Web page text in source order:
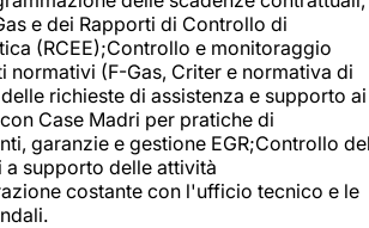
e dei Rapporti di Controllo di
(RCEE);Controllo e monitoraggio
normativi (F-Gas, Criter e normativa di
richieste di assistenza e supporto ai
Case Madri per pratiche di
garanzie e gestione EGR;Controllo
supporto delle attività
costante con l'ufficio tecnico e le